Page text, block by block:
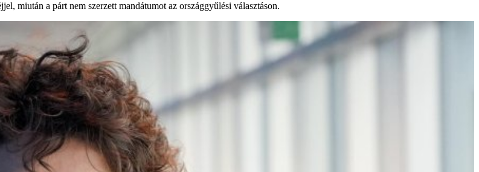
miután a párt nem szerzett mandátumot az országgyűlési választáson.